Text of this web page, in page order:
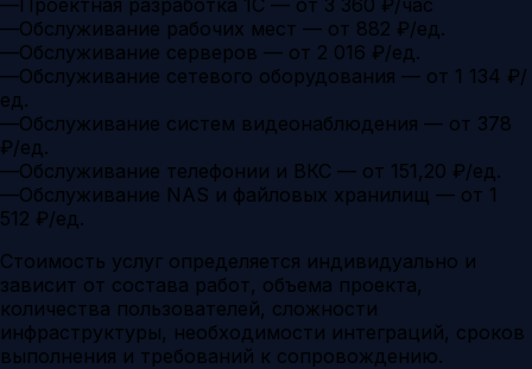
—Обслуживание рабочих мест — от 882 ₽/ед.
—Обслуживание серверов — от 2 016 ₽/ед.
—Обслуживание сетевого оборудования — от 1 134 ₽/
ед.
—Обслуживание систем видеонаблюдения — от 378
₽/ед.
—Обслуживание телефонии и ВКС — от 151,20 ₽/ед.
—Обслуживание NAS и файловых хранилищ — от 1
512 ₽/ед.
Стоимость услуг определяется индивидуально и
зависит от состава работ, объема проекта,
количества пользователей, сложности
инфраструктуры, необходимости интеграций, сроков
выполнения и требований к сопровождению.